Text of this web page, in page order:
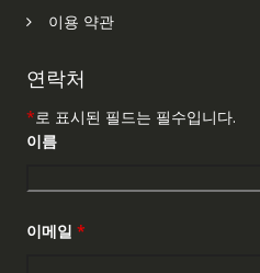
이용 약관
연락처
*로 표시된 필드는 필수입니다.
이름
이메일 *